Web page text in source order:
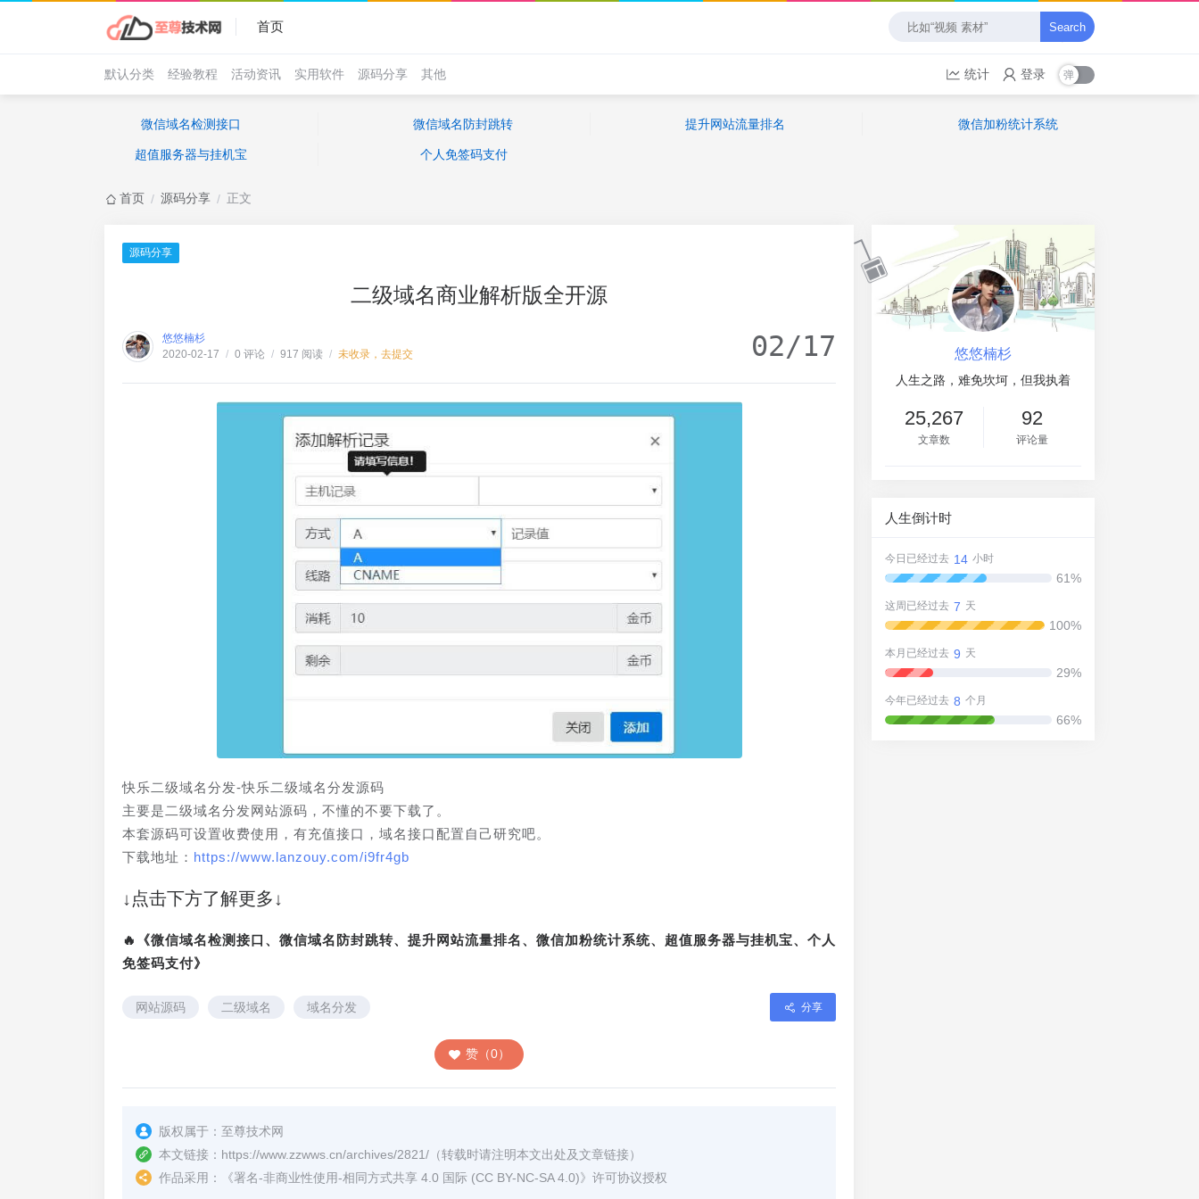
首页 Search
默认分类 经验教程 活动资讯 实用软件 源码分享 其他 统计 登录
微信域名检测接口 微信域名防封跳转 提升网站流量排名 微信加粉统计系统
超值服务器与挂机宝 个人免签码支付
首页 / 源码分享 / 正文
源码分享
二级域名商业解析版全开源
悠悠楠杉
2020-02-17 / 0 评论 / 917 阅读 / 未收录，去提交 02/17
快乐二级域名分发-快乐二级域名分发源码
主要是二级域名分发网站源码，不懂的不要下载了。
本套源码可设置收费使用，有充值接口，域名接口配置自己研究吧。
下载地址： https://www.lanzouy.com/i9fr4gb
↓点击下方了解更多↓
🔥《微信域名检测接口、微信域名防封跳转、提升网站流量排名、微信加粉统计系统、超值服务器与挂机宝、个人
免签码支付》
网站源码 二级域名 域名分发 分享
赞（0）
版权属于： 至尊技术网
本文链接： https://www.zzwws.cn/archives/2821/ （转载时请注明本文出处及文章链接）
作品采用：
《署名-非商业性使用-相同方式共享 4.0 国际 (CC BY-NC-SA 4.0)》许可协议授权
悠悠楠杉
人生之路，难免坎坷，但我执着
25,267
文章数
92
评论量
人生倒计时
今日已经过去 14 小时
61%
这周已经过去 7 天
100%
本月已经过去 9 天
29%
今年已经过去 8 个月
66%